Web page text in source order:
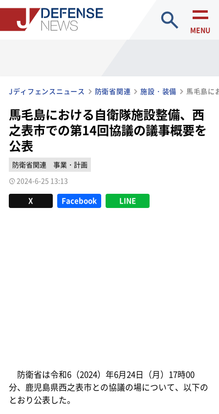
site search
MENU
Jディフェンスニュース 防衛省関連 施設・装備
馬毛島における自衛隊施設整備、西
之表市での第14回協議の議事概要を
公表
防衛省関連
事業・計画
2024-6-25 13:13
X Facebook LINE
防衛省は令和6（2024）年6月24日（月）17時00
分、鹿児島県西之表市との協議の場について、以下の
とおり公表した。